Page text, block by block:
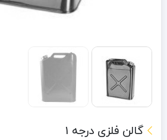
گالن فلزی درجه 1